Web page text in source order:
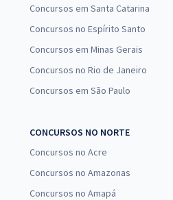
Concursos em Santa Catarina
Concursos no Espírito Santo
Concursos em Minas Gerais
Concursos no Rio de Janeiro
Concursos em São Paulo
CONCURSOS NO NORTE
Concursos no Acre
Concursos no Amazonas
Concursos no Amapá